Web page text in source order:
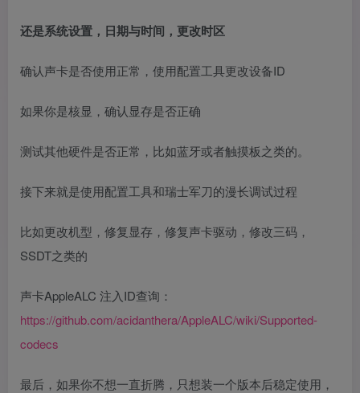
还是系统设置，日期与时间，更改时区
确认声卡是否使用正常，使用配置工具更改设备ID
如果你是核显，确认显存是否正确
测试其他硬件是否正常，比如蓝牙或者触摸板之类的。
接下来就是使用配置工具和瑞士军刀的漫长调试过程
比如更改机型，修复显存，修复声卡驱动，修改三码，
SSDT之类的
声卡AppleALC 注入ID查询：
https://github.com/acidanthera/AppleALC/wiki/Supported-
codecs
最后，如果你不想一直折腾，只想装一个版本后稳定使用，